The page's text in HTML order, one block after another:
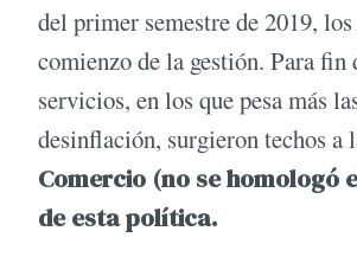
del primer semestre de 2019,
comienzo de la gestión. Para fin
servicios, en los que pesa más
desinflación, surgieron techos a
Comercio (no se homologó
de esta política.